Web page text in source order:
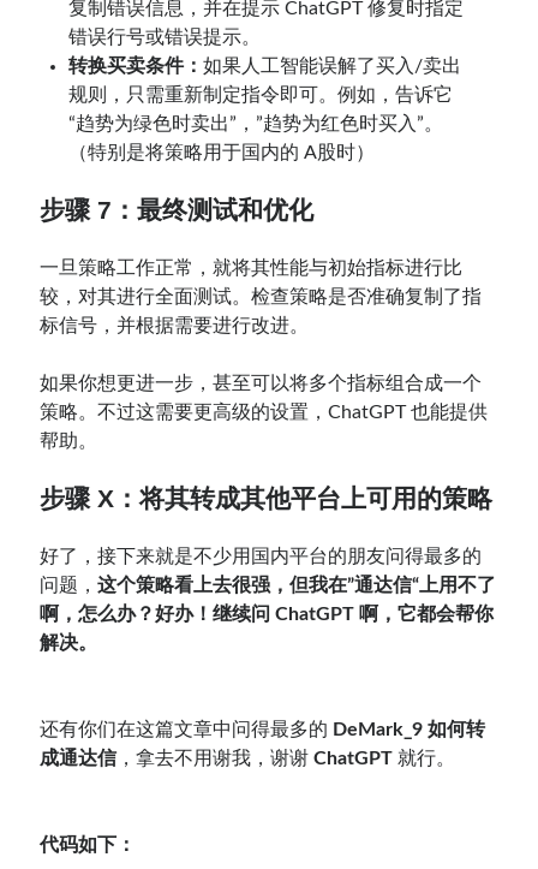
复制错误信息，并在提示 ChatGPT 修复时指定
错误行号或错误提示。
转换买卖条件：如果人工智能误解了买入/卖出
规则，只需重新制定指令即可。例如，告诉它
“趋势为绿色时卖出”，”趋势为红色时买入”。
（特别是将策略用于国内的 A股时）
步骤 7：最终测试和优化
一旦策略工作正常，就将其性能与初始指标进行比
较，对其进行全面测试。检查策略是否准确复制了指
标信号，并根据需要进行改进。
如果你想更进一步，甚至可以将多个指标组合成一个
策略。不过这需要更高级的设置，ChatGPT 也能提供
帮助。
步骤 X：将其转成其他平台上可用的策略
好了，接下来就是不少用国内平台的朋友问得最多的
问题，这个策略看上去很强，但我在”通达信“上用不了
啊，怎么办？好办！继续问 ChatGPT 啊，它都会帮你
解决。
还有你们在这篇文章中问得最多的 DeMark_9 如何转
成通达信，拿去不用谢我，谢谢ChatGPT 就行。
代码如下：